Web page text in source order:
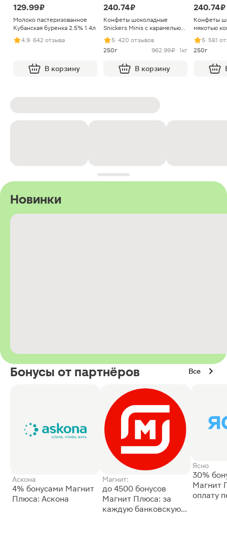
129.99 ₽
Молоко пастеризованное
Кубанская буренка 2.5% 1.4л
4.9· 642 отзыва
В корзину
240.74 ₽
Конфеты шоколадные
Snickers Minis с карамелью
арахисом и нугой
5· 420 отзывов
250г
962.99 ₽ · 1кг
В корзину
240.74 ₽
Конфеты
мякотью
5· 581
250г
Новинки
Бонусы от партнёров Все
Аскона
4% бонусами Магнит
Плюса: Аскона
Магнит:
до 4500 бонусов
Магнит Плюса: за
каждую банковскую
Ясно
30%
Магнит
оплату